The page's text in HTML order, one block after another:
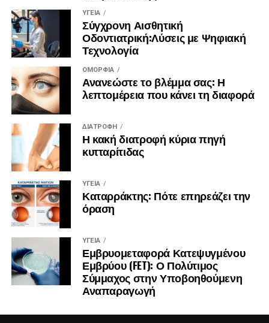
ΥΓΕΊΑ
Σύγχρονη Αισθητική
Οδοντιατρική:Λύσεις με Ψηφιακή
Τεχνολογία
ΟΜΟΡΦΙΆ
Ανανεώστε το βλέμμα σας: Η
λεπτομέρεια που κάνει τη διαφορά
ΔΙΑΤΡΟΦΉ
Η κακή διατροφή κύρια πηγή
κυτταρίτιδας
ΥΓΕΊΑ
Καταρράκτης: Πότε επηρεάζει την
όραση
ΥΓΕΊΑ
Εμβρυομεταφορά Κατεψυγμένου
Εμβρύου (FET): Ο Πολύτιμος
Σύμμαχος στην Υποβοηθούμενη
Αναπαραγωγή